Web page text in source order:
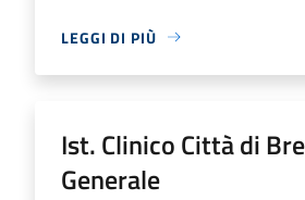
LEGGI DI PIÙ
Ist. Clinico Città di
Generale